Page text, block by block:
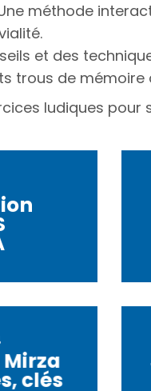
Une méthode
et des
trous de mémoire
ludiques pour
Mirza
clés